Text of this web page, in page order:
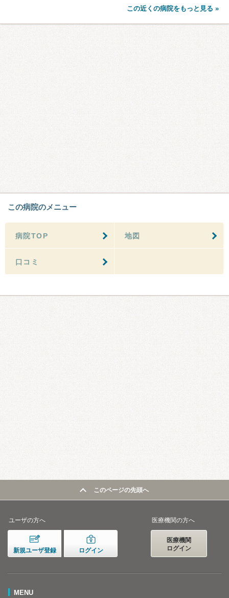
この近くの病院をもっと見る »
この病院のメニュー
病院TOP 地図
口コミ
このページの先頭へ
ユーザの方へ
新規ユーザ登録 ログイン
医療機関の方へ
医療機関
ログイン
MENU